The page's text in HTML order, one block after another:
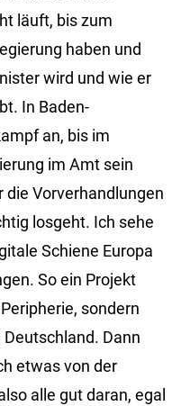
läuft, bis zum
haben und
wird und wie er
In Baden-
an, bis im
im Amt sein
Vorverhandlungen
losgeht. Ich sehe
Schiene Europa
So ein Projekt
sondern
Dann
etwas von der
alle gut daran, egal